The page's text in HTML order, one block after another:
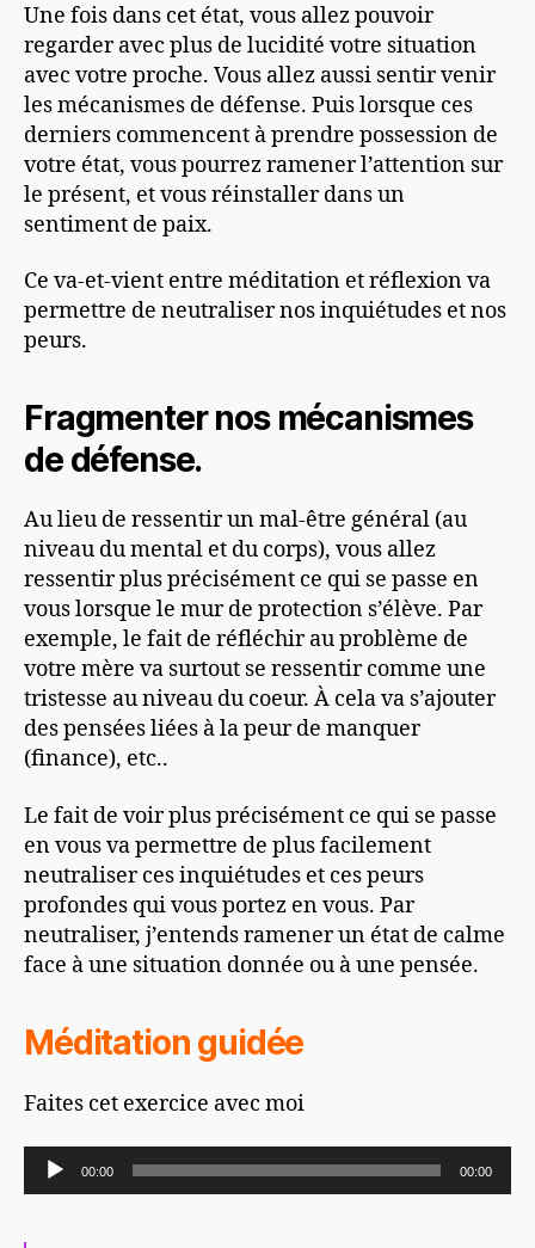
Une fois dans cet état, vous allez pouvoir
regarder avec plus de lucidité votre situation
avec votre proche. Vous allez aussi sentir venir
les mécanismes de défense. Puis lorsque ces
derniers commencent à prendre possession de
votre état, vous pourrez ramener l’attention sur
le présent, et vous réinstaller dans un
sentiment de paix.
Ce va-et-vient entre méditation et réflexion va
permettre de neutraliser nos inquiétudes et nos
peurs.
Fragmenter nos mécanismes
de défense.
Au lieu de ressentir un mal-être général (au
niveau du mental et du corps), vous allez
ressentir plus précisément ce qui se passe en
vous lorsque le mur de protection s’élève. Par
exemple, le fait de réfléchir au problème de
votre mère va surtout se ressentir comme une
tristesse au niveau du coeur. À cela va s’ajouter
des pensées liées à la peur de manquer
(finance), etc..
Le fait de voir plus précisément ce qui se passe
en vous va permettre de plus facilement
neutraliser ces inquiétudes et ces peurs
profondes qui vous portez en vous. Par
neutraliser, j’entends ramener un état de calme
face à une situation donnée ou à une pensée.
Méditation guidée
Faites cet exercice avec moi
e
00:00 00:00